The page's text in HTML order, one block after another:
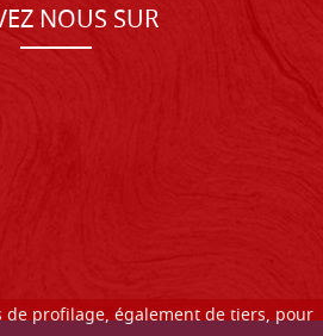
de profilage, également de tiers, pour
NOUS SUR